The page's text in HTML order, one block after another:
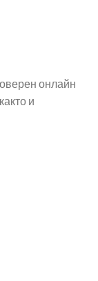
онлайн
и